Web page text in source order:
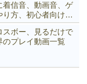
着信音、動画音、ゲ
り方、初心者向け徹
ios14 対応
スボー、見るだけで
のプレイ動画一覧